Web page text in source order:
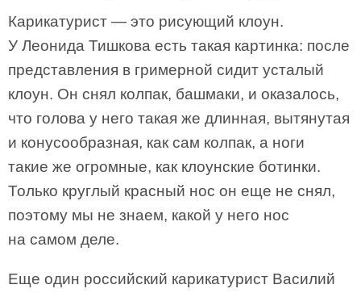
Карикатурист — это рисующий клоун.
У Леонида Тишкова есть такая картинка: после
представления в гримерной сидит усталый
клоун. Он снял колпак, башмаки, и оказалось,
что голова у него такая же длинная, вытянутая
и конусообразная, как сам колпак, а ноги
такие же огромные, как клоунские ботинки.
Только круглый красный нос он еще не снял,
поэтому мы не знаем, какой у него нос
на самом деле.
Еще один российский карикатурист Василий